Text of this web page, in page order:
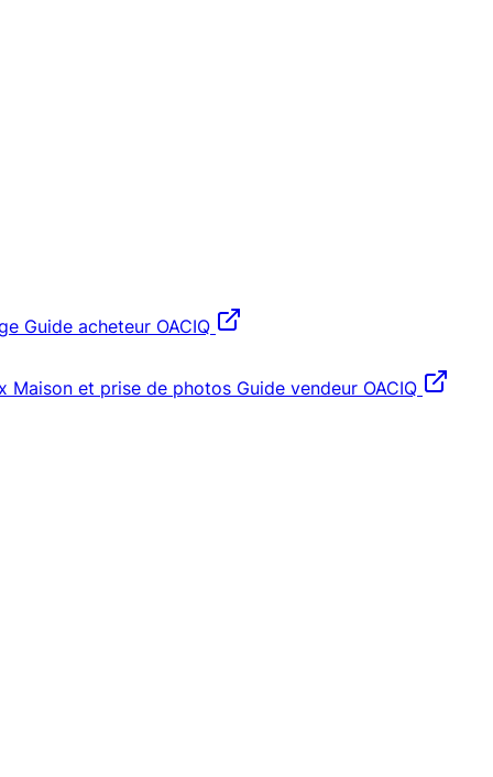
Guide acheteur OACIQ
Maison et prise de photos Guide vendeur OACIQ